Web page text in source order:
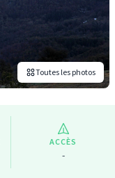
Toutes les photos
ACCÈS
-